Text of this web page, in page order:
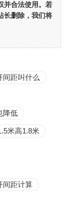
并合法使用。若
长删除，我们将
间距叫什么
降低
米高1.8米
间距计算